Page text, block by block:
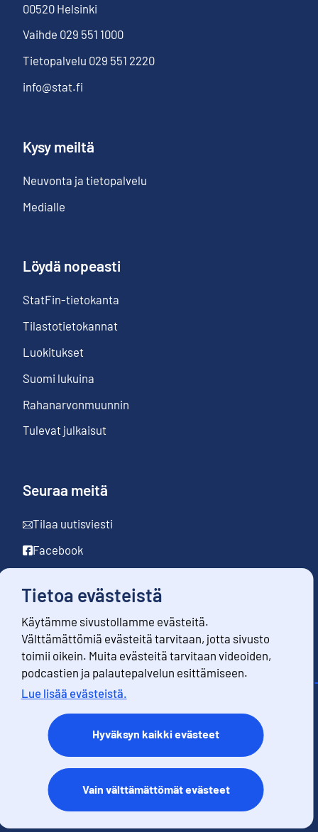
Tietoa evästeistä
Käytämme sivustollamme evästeitä.
Välttämättömiä evästeitä tarvitaan, jotta sivusto
toimii oikein. Muita evästeitä tarvitaan videoiden,
podcastien ja palautepalvelun esittämiseen.
Lue lisää evästeistä.
Hyväksyn kaikki evästeet
Vain välttämättömät evästeet
00520 Helsinki
Vaihde 029 551 1000
Tietopalvelu 029 551 2220
info@stat.fi
Kysy meiltä
Neuvonta ja tietopalvelu
Medialle
Löydä nopeasti
StatFin-tietokanta
Tilastotietokannat
Luokitukset
Suomi lukuina
Rahanarvonmuunnin
Tulevat julkaisut
Seuraa meitä
Tilaa uutisviesti
Facebook
YouTube
Instagram
Palaute
Käyttöehdot
Tietosuoja
Saavutettavuus
Tietoa sivustosta
Evästeet